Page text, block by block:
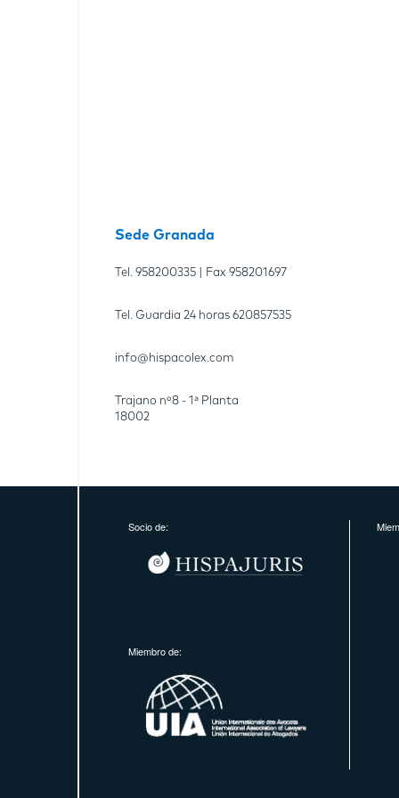
Sede Granada
Tel. 958200335 | Fax 958201697
Tel. Guardia 24 horas 620857535
info@hispacolex.com
Trajano nº8 - 1ª Planta
18002
Socio de:
Miembro de: